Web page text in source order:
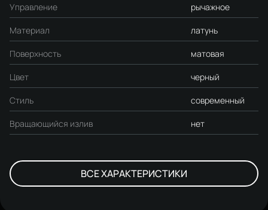
Управление рычажное
Материал латунь
Поверхность матовая
Цвет черный
Стиль современный
Вращающийся излив нет
ВСЕ ХАРАКТЕРИСТИКИ